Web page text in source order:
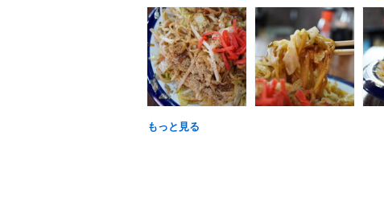
もっと見る